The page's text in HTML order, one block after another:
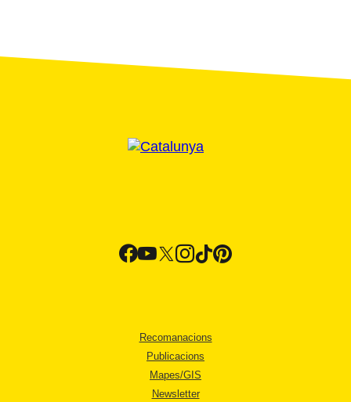
Recomanacions
Publicacions
Mapes/GIS
Newsletter